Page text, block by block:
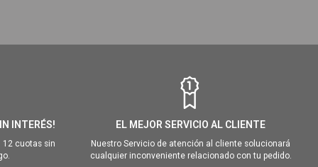
INTERÉS!
12 cuotas sin
EL MEJOR SERVICIO AL CLIENTE
Nuestro Servicio de atención al cliente solucionará
cualquier inconveniente relacionado con tu pedido.